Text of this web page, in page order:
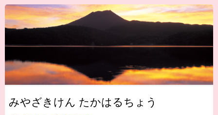
みやざきけん たかはるちょう